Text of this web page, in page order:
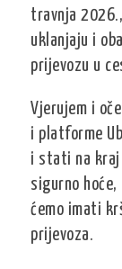
travnja
uklanjaju i
prijevozu u
Vjerujem i
i platforme
i stati na kraj
sigurno
ćemo imati
prijevoza.